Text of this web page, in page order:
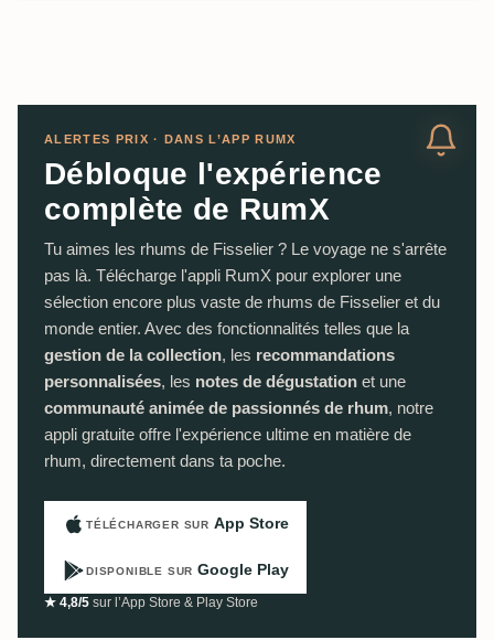
ALERTES PRIX · DANS L’APP RUMX
Débloque l'expérience
complète de RumX
Tu aimes les rhums de Fisselier ? Le voyage ne s'arrête
pas là. Télécharge l'appli RumX pour explorer une
sélection encore plus vaste de rhums de Fisselier et du
monde entier. Avec des fonctionnalités telles que la
gestion de la collection, les recommandations
personnalisées, les notes de dégustation et une
communauté animée de passionnés de rhum, notre
appli gratuite offre l'expérience ultime en matière de
rhum, directement dans ta poche.
TÉLÉCHARGER SUR App Store
DISPONIBLE SUR Google Play
★ 4,8/5 sur l’App Store & Play Store